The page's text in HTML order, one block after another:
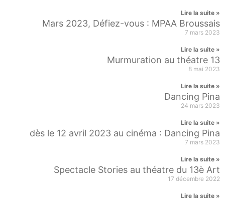
Lire la suite »
Mars 2023, Défiez-vous : MPAA Broussais
7 mars 2023
Lire la suite »
Murmuration au théatre 13
8 mai 2023
Lire la suite »
Dancing Pina
24 mars 2023
Lire la suite »
dès le 12 avril 2023 au cinéma : Dancing Pina
7 mars 2023
Lire la suite »
Spectacle Stories au théatre du 13è Art
17 décembre 2022
Lire la suite »